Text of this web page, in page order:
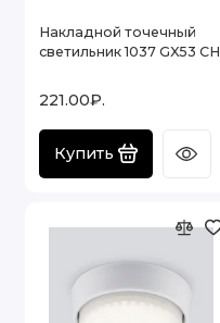
Накладной точечный
светильник 1037 GX53 CH
221.00₽.
Купить